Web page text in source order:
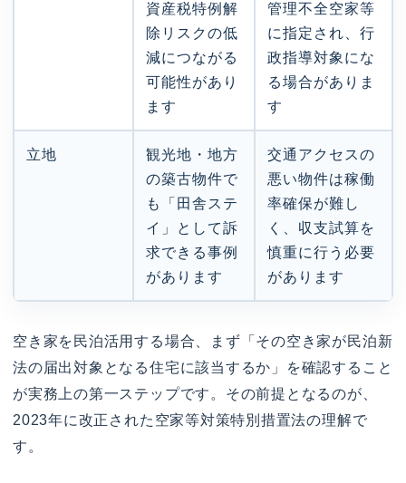
資産税特例解
除リスクの低
減につながる
可能性があり
ます
管理不全空家等
に指定され、行
政指導対象にな
る場合がありま
す
立地
観光地・地方
の築古物件で
も「田舎ステ
イ」として訴
求できる事例
があります
交通アクセスの
悪い物件は稼働
率確保が難し
く、収支試算を
慎重に行う必要
があります
空き家を民泊活用する場合、まず「その空き家が民泊新
法の届出対象となる住宅に該当するか」を確認すること
が実務上の第一ステップです。その前提となるのが、
2023年に改正された空家等対策特別措置法の理解で
す。